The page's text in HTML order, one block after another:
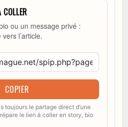
ou un message privé :
l’article.
COPIER
toujours le partage direct d’une
le lien à coller en story, bio